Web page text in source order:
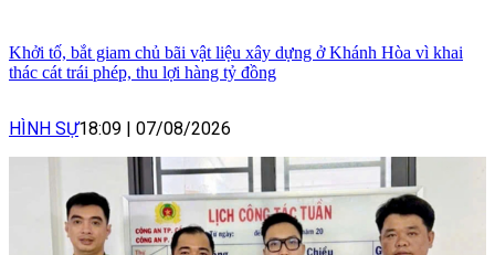
Khởi tố, bắt giam chủ bãi vật liệu xây dựng ở Khánh Hòa vì khai
thác cát trái phép, thu lợi hàng tỷ đồng
HÌNH SỰ18:09 07/08/2026